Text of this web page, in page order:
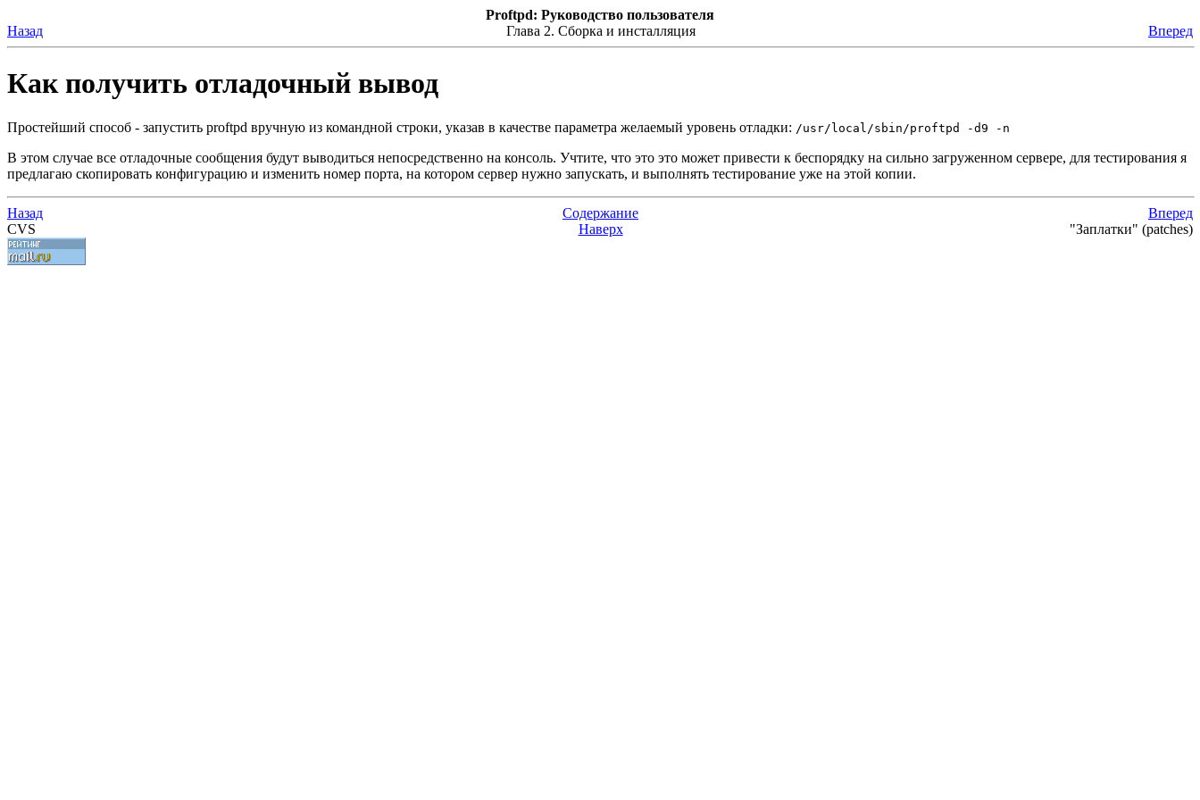
Proftpd: Руководство пользователя
Назад
Глава 2. Сборка и инсталляция Вперед
Как получить отладочный вывод
Простейший способ - запустить proftpd вручную из командной строки, указав в качестве параметра желаемый уровень отладки: /usr/local/sbin/proftpd -d9 -n
В этом случае все отладочные сообщения будут выводиться непосредственно на консоль. Учтите, что это это может привести к беспорядку на сильно загруженном сервере, для тестирования я
предлагаю скопировать конфигурацию и изменить номер порта, на котором сервер нужно запускать, и выполнять тестирование уже на этой копии.
Назад Содержание
Вперед
CVS
Наверх "Заплатки" (patches)